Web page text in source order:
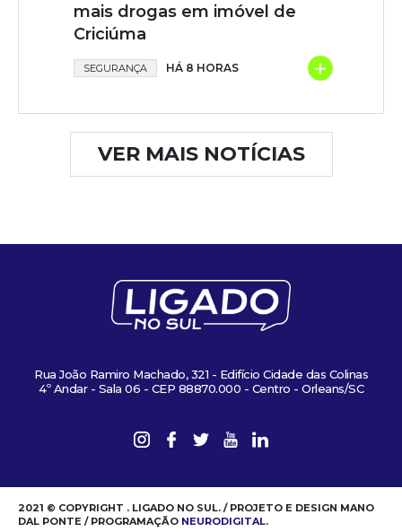
mais drogas em imóvel de
Criciúma
SEGURANÇA HÁ 8 HORAS +
VER MAIS NOTÍCIAS
Rua João Ramiro Machado, 321 - Edifício Cidade das Colinas
4º Andar - Sala 06 - CEP 88870.000 - Centro - Orleans/SC
2021 © COPYRIGHT . LIGADO NO SUL. / PROJETO E DESIGN MANO
DAL PONTE / PROGRAMAÇÃO NEURODIGITAL.